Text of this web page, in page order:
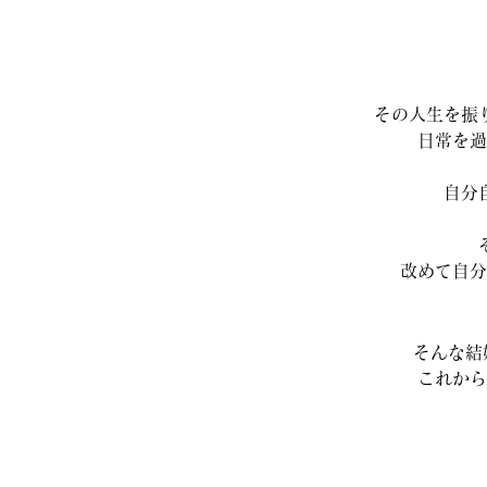
その人生を振
日常を
自分
改めて自
そんな
これか